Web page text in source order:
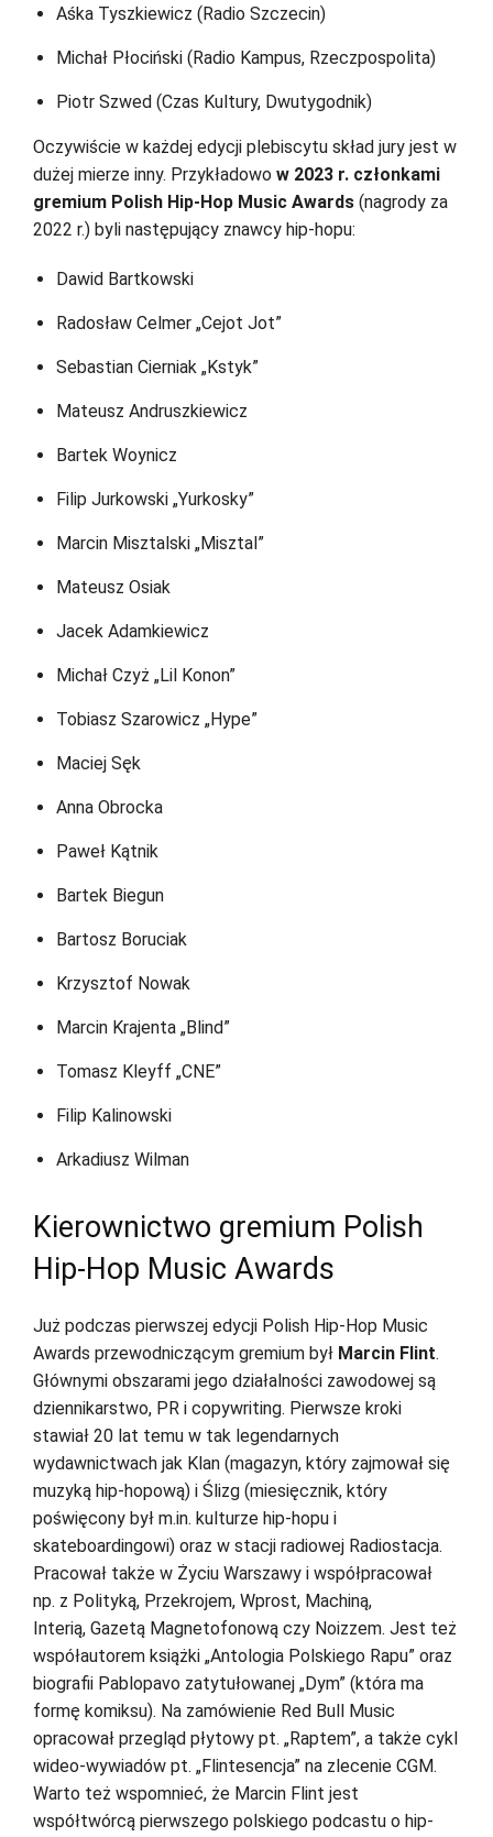
Aśka Tyszkiewicz (Radio Szczecin)
Michał Płociński (Radio Kampus, Rzeczpospolita)
Piotr Szwed (Czas Kultury, Dwutygodnik)
Oczywiście w każdej edycji plebiscytu skład jury jest w
dużej mierze inny. Przykładowo w 2023 r. członkami
gremium Polish Hip-Hop Music Awards (nagrody za
2022 r.) byli następujący znawcy hip-hopu:
Dawid Bartkowski
Radosław Celmer „Cejot Jot”
Sebastian Cierniak „Kstyk”
Mateusz Andruszkiewicz
Bartek Woynicz
Filip Jurkowski „Yurkosky”
Marcin Misztalski „Misztal”
Mateusz Osiak
Jacek Adamkiewicz
Michał Czyż „Lil Konon”
Tobiasz Szarowicz „Hype”
Maciej Sęk
Anna Obrocka
Paweł Kątnik
Bartek Biegun
Bartosz Boruciak
Krzysztof Nowak
Marcin Krajenta „Blind”
Tomasz Kleyff „CNE”
Filip Kalinowski
Arkadiusz Wilman
Kierownictwo gremium Polish
Hip-Hop Music Awards
Już podczas pierwszej edycji Polish Hip-Hop Music
Awards przewodniczącym gremium był Marcin Flint.
Głównymi obszarami jego działalności zawodowej są
dziennikarstwo, PR i copywriting. Pierwsze kroki
stawiał 20 lat temu w tak legendarnych
wydawnictwach jak Klan (magazyn, który zajmował się
muzyką hip-hopową) i Ślizg (miesięcznik, który
poświęcony był m.in. kulturze hip-hopu i
skateboardingowi) oraz w stacji radiowej Radiostacja.
Pracował także w Życiu Warszawy i współpracował
np. z Polityką, Przekrojem, Wprost, Machiną,
Interią, Gazetą Magnetofonową czy Noizzem. Jest też
współautorem książki „Antologia Polskiego Rapu” oraz
biografii Pablopavo zatytułowanej „Dym” (która ma
formę komiksu). Na zamówienie Red Bull Music
opracował przegląd płytowy pt. „Raptem”, a także cykl
wideo-wywiadów pt. „Flintesencja” na zlecenie CGM.
Warto też wspomnieć, że Marcin Flint jest
współtwórcą pierwszego polskiego podcastu o hip-